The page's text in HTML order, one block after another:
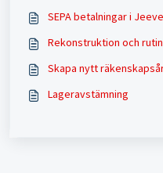
SEPA betalningar i
Rekonstruktion och
Skapa nytt
Lageravstämning